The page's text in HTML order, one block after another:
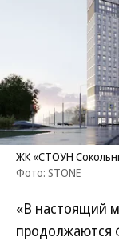
ЖК «СТОУН
Фото: STONE
«В настоящий
продолжаются